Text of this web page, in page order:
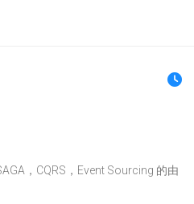
，CQRS，Event Sourcing 的由